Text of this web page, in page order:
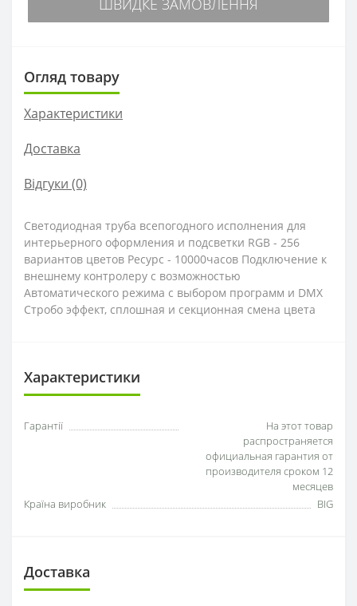
ШВИДКЕ ЗАМОВЛЕННЯ
Огляд товару
Характеристики
Доставка
Відгуки (0)
Светодиодная труба всепогодного исполнения для
интерьерного оформления и подсветки RGB - 256
вариантов цветов Ресурс - 10000часов Подключение к
внешнему контролеру с возможностью
Автоматического режима с выбором программ и DMX
Стробо эффект, сплошная и секционная смена цвета
Характеристики
Гарантії
На этот товар
распространяется
официальная гарантия от
производителя сроком 12
месяцев
Країна виробник
BIG
Доставка